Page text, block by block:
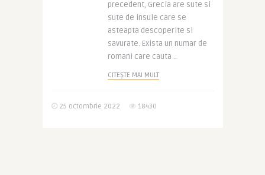
precedent, Grecia are sute si
sute de insule care se
asteapta descoperite si
savurate. Exista un numar de
romani care cauta ..
CITEȘTE MAI MULT
25 octombrie 2022 18430